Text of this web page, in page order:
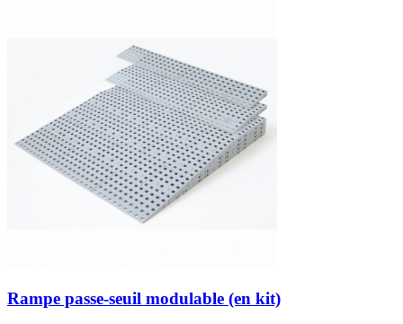
Rampe passe-seuil modulable (en kit)